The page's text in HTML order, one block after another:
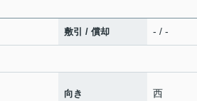
敷引 / 償却 - / -
向き 西